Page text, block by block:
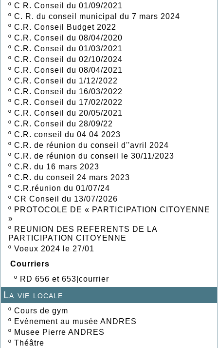
º C R. Conseil du 01/09/2021
º C. R. du conseil municipal du 7 mars 2024
º C.R. Conseil Budget 2022
º C.R. Conseil du 08/04/2020
º C.R. Conseil du 01/03/2021
º C.R. Conseil du 02/10/2024
º C.R. Conseil du 08/04/2021
º C.R. Conseil du 1/12/2022
º C.R. Conseil du 16/03/2022
º C.R. Conseil du 17/02/2022
º C.R. Conseil du 20/05/2021
º C.R. Conseil du 28/09/22
º C.R. conseil du 04 04 2023
º C.R. de réunion du conseil d''avril 2024
º C.R. de réunion du conseil le 30/11/2023
º C.R. du 16 mars 2023
º C.R. du conseil 24 mars 2023
º C.R.réunion du 01/07/24
º CR Conseil du 13/07/2026
º PROTOCOLE DE « PARTICIPATION CITOYENNE
»
º REUNION DES REFERENTS DE LA
PARTICIPATION CITOYENNE
º Voeux 2024 le 27/01
Courriers
º RD 656 et 653|courrier
La vie locale
º Cours de gym
º Evènement au musée ANDRES
º Musee Pierre ANDRES
º Théâtre